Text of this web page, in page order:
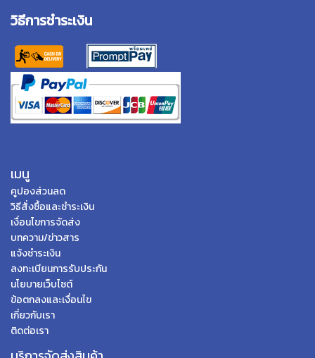
วิธีการชำระเงิน
เมนู
คูปองส่วนลด
วิธีสั่งซื้อและชำระเงิน
เงื่อนไขการจัดส่ง
บทความ/ข่าวสาร
แจ้งชำระเงิน
ลงทะเบียนการรับประกัน
นโยบายเว็บไซต์
ข้อตกลงและเงื่อนไข
เกี่ยวกับเรา
ติดต่อเรา